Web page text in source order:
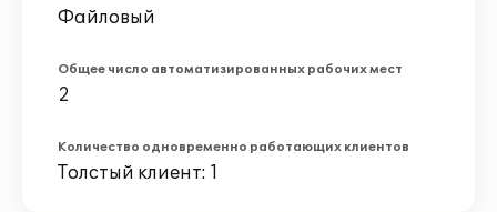
Файловый
Общее число автоматизированных рабочих мест
2
Количество одновременно работающих клиентов
Толстый клиент: 1